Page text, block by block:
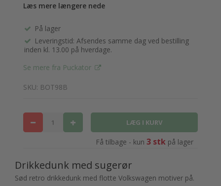
Læs mere længere nede
På lager
Leveringstid: Afsendes samme dag ved bestilling
inden kl. 13.00 på hverdage.
Se mere fra Puckator
SKU: BOT98B
Få tilbage - kun 3 stkpå lager
Drikkedunk med sugerør
Sød retro drikkedunk med flotte Volkswagen motiver på.